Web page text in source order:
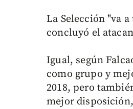
La Selección "va
concluyó el
Igual, según
como grupo y
2018, pero
mejor